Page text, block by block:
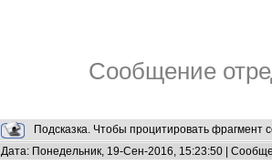
Сообщение
Подсказка. Чтобы процитировать фрагмент
Дата: Понедельник, 19-Сен-2016, 15:23:50 |